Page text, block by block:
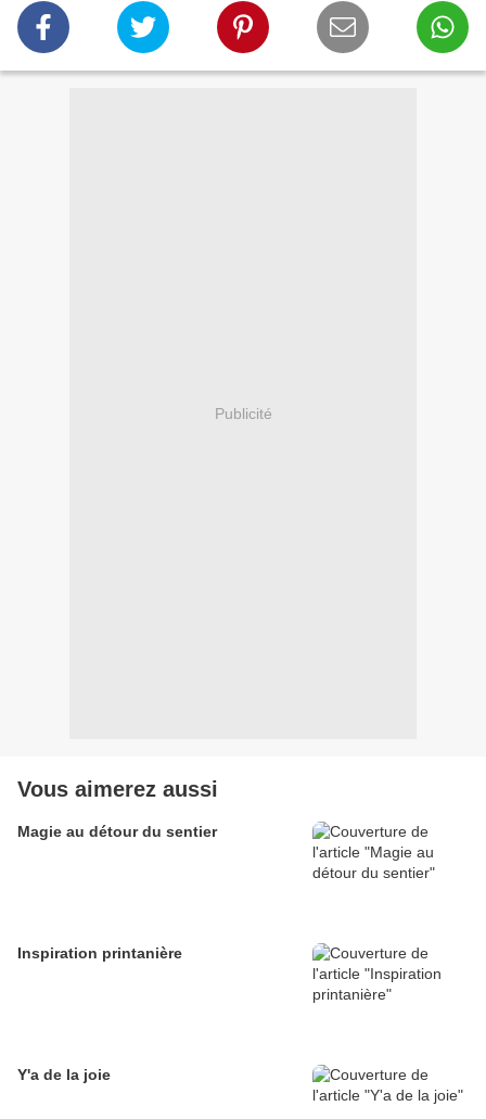
Publicité
Vous aimerez aussi
Magie au détour du sentier
Inspiration printanière
Y'a de la joie